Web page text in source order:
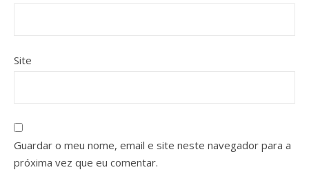
Site
Guardar o meu nome, email e site neste navegador para a
próxima vez que eu comentar.